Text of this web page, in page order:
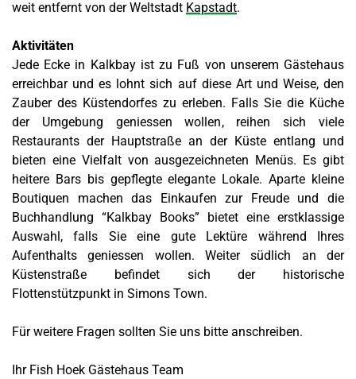
weit entfernt von der Weltstadt Kapstadt.
Aktivitäten
Jede Ecke in Kalkbay ist zu Fuß von unserem Gästehaus
erreichbar und es lohnt sich auf diese Art und Weise, den
Zauber des Küstendorfes zu erleben. Falls Sie die Küche
der Umgebung geniessen wollen, reihen sich viele
Restaurants der Hauptstraße an der Küste entlang und
bieten eine Vielfalt von ausgezeichneten Menüs. Es gibt
heitere Bars bis gepflegte elegante Lokale. Aparte kleine
Boutiquen machen das Einkaufen zur Freude und die
Buchhandlung “Kalkbay Books” bietet eine erstklassige
Auswahl, falls Sie eine gute Lektüre während Ihres
Aufenthalts geniessen wollen. Weiter südlich an der
Küstenstraße befindet sich der historische
Flottenstützpunkt in Simons Town.
Für weitere Fragen sollten Sie uns bitte anschreiben.
Ihr Fish Hoek Gästehaus Team